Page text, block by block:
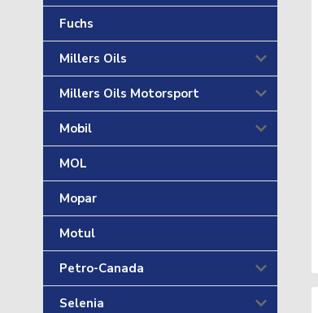
Fuchs
Millers Oils
Millers Oils Motorsport
Mobil
MOL
Mopar
Motul
Petro-Canada
Selenia